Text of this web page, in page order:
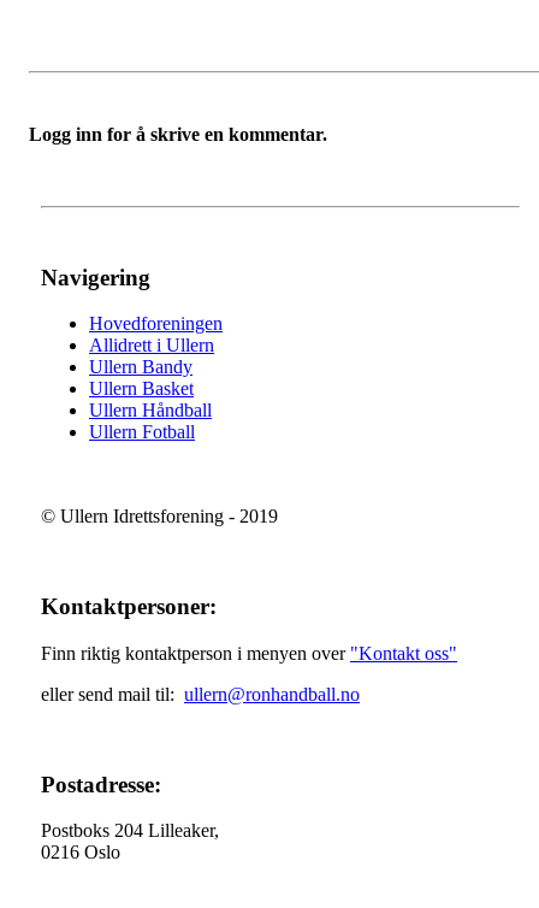
Logg inn for å skrive en kommentar.
Navigering
Hovedforeningen
Allidrett i Ullern
Ullern Bandy
Ullern Basket
Ullern Håndball
Ullern Fotball
© Ullern Idrettsforening - 2019
Kontaktpersoner:
Finn riktig kontaktperson i menyen over "Kontakt oss"
eller send mail til: ullern@ronhandball.no
Postadresse:
Postboks 204 Lilleaker,
0216 Oslo